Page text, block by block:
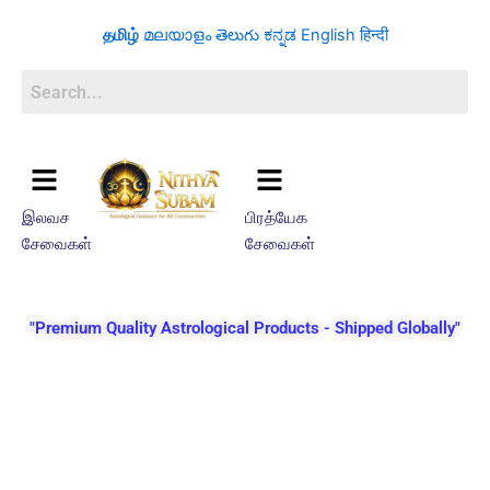
தமிழ் മലയാളം తెలుగు ಕನ್ನಡ English हिन्दी
இலவச
சேவைகள்
பிரத்யேக
சேவைகள்
"Premium Quality Astrological Products - Shipped Globally"